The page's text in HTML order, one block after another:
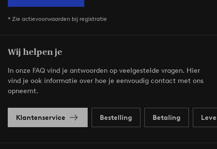
* Zie actievoorwaarden bij registratie
Wij helpen je
In onze FAQ vind je antwoorden op veelgestelde vragen. Hier
vind je ook informatie over hoe je eenvoudig contact met ons
opneemt.
Klantenservice Bestelling Betaling